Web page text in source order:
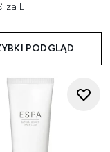
za L
PODGLĄD